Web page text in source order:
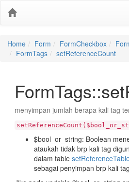
Home Form FormCheckbox
FormTags
setReferenceCount
menyimpan jumlah berapa kali tag
$bool_or_string: Boolean
ataukah tidak brp kali tag
dalam table
sebagai penyimpan brp kali